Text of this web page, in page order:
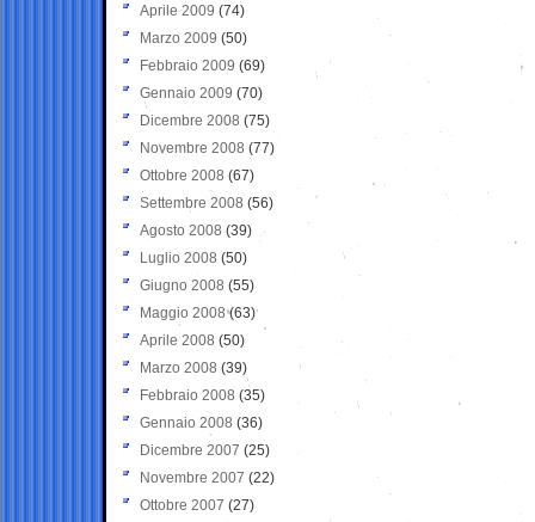
Aprile 2009 (74)
Marzo 2009 (50)
Febbraio 2009 (69)
Gennaio 2009 (70)
Dicembre 2008 (75)
Novembre 2008 (77)
Ottobre 2008 (67)
Settembre 2008 (56)
Agosto 2008 (39)
Luglio 2008 (50)
Giugno 2008 (55)
Maggio 2008(63)
Aprile 2008 (50)
Marzo 2008 (39)
Febbraio 2008 (35)
Gennaio 2008 (36)
Dicembre 2007 (25)
Novembre 2007 (22)
Ottobre 2007 (27)